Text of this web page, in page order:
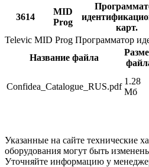
3614
MID
Prog
карт.
Televic MID Prog Программатор
Название файла
Confidea_Catalogue_RUS.pdf
1.28
Мб
Указанные на сайте технические
оборудования могут быть
Уточняйте информацию у